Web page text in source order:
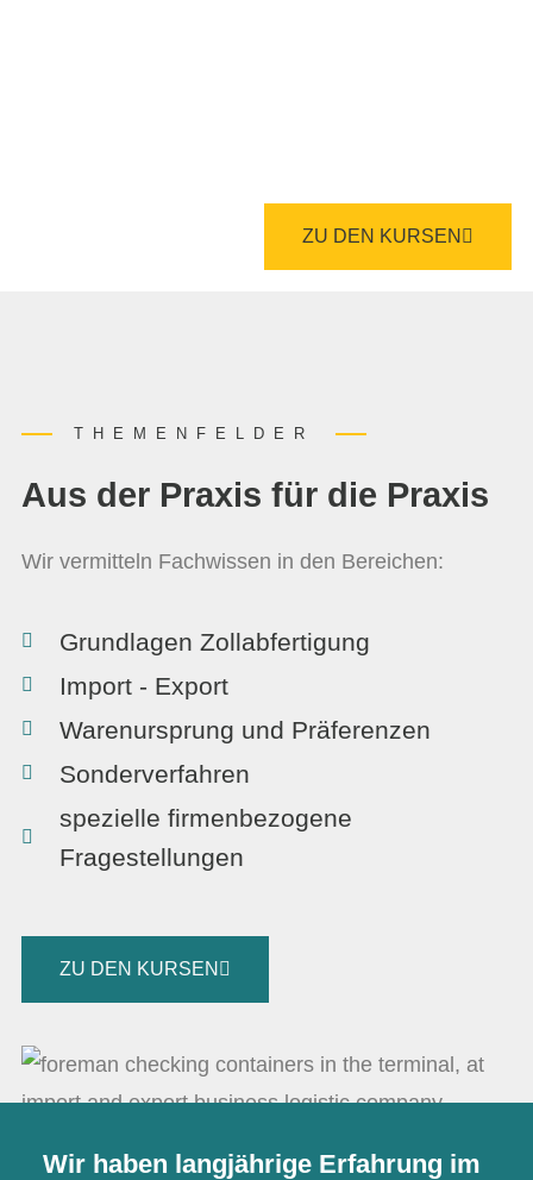
ZU DEN KURSEN
THEMENFELDER
Aus der Praxis für die Praxis
Wir vermitteln Fachwissen in den Bereichen:
Grundlagen Zollabfertigung
Import - Export
Warenursprung und Präferenzen
Sonderverfahren
spezielle firmenbezogene
Fragestellungen
ZU DEN KURSEN
Wir haben langjährige Erfahrung im